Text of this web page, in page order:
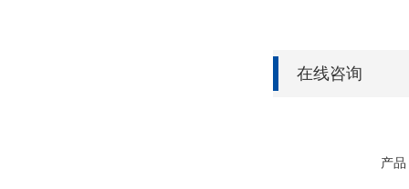
在线咨询
产品